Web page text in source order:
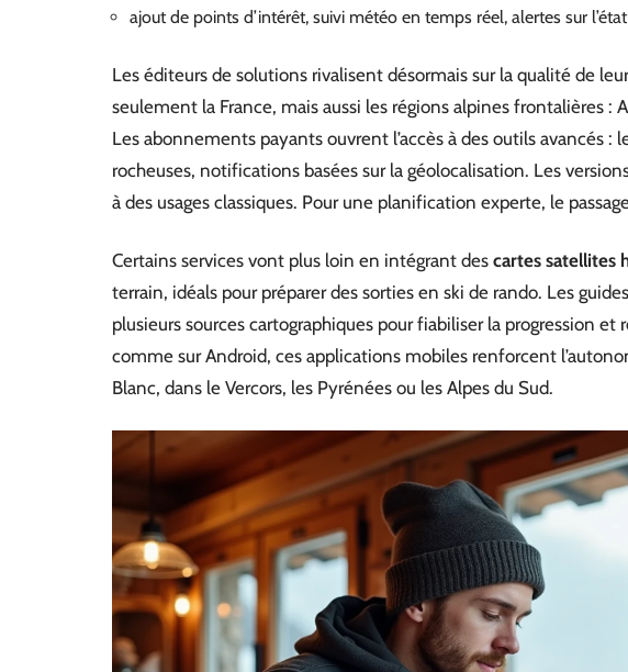
ajout de points d’intérêt, suivi météo en temps réel, alertes sur
Les éditeurs de solutions rivalisent désormais sur la qualité de
seulement la France, mais aussi les régions alpines frontalières :
Les abonnements payants ouvrent l’accès à des outils avancés :
rocheuses, notifications basées sur la géolocalisation. Les
à des usages classiques. Pour une planification experte, le
Certains services vont plus loin en intégrant des cartes satellites
terrain, idéals pour préparer des sorties en ski de rando. Les
plusieurs sources cartographiques pour fiabiliser la progression et
comme sur Android, ces applications mobiles renforcent
Blanc, dans le Vercors, les Pyrénées ou les Alpes du Sud.